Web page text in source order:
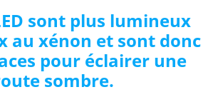
sont plus lumineux
au xénon et sont donc
pour éclairer une
sombre.